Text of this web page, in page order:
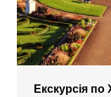
Екскурсія